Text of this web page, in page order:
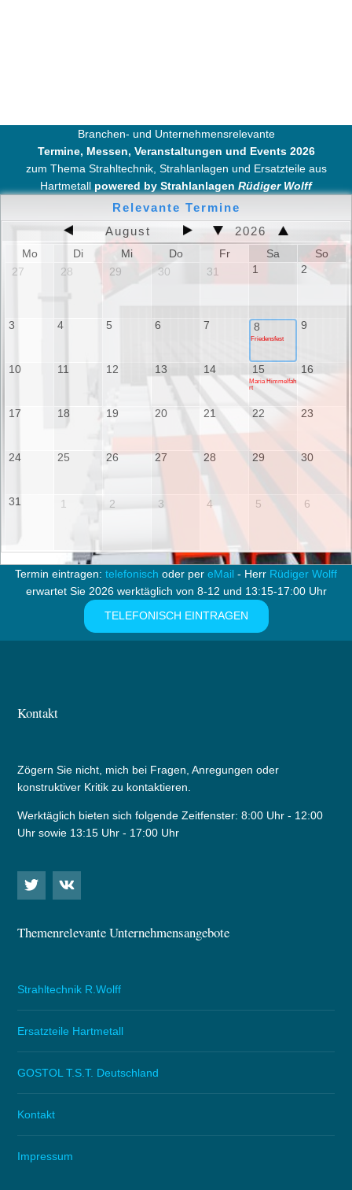
Branchen- und Unternehmensrelevante
Termine, Messen, Veranstaltungen und Events 2026
zum Thema Strahltechnik, Strahlanlagen und Ersatzteile aus
Hartmetall powered by Strahlanlagen Rüdiger Wolff
Relevante Termine
August
2026
Mo Di Mi Do Fr Sa
So
27
28 29 30 31 1 2
3 4 5 6 7 8
Friedensfest
9
10 11 12 13 14 15
Maria Himmelfah
rt
16
17 18 19 20 21 22 23
24 25 26 27 28 29 30
31 1 2 3 4 5 6
Termin eintragen: telefonisch oder per eMail - Herr Rüdiger Wolff
erwartet Sie 2026 werktäglich von 8-12 und 13:15-17:00 Uhr
TELEFONISCH EINTRAGEN
Kontakt
Zögern Sie nicht, mich bei Fragen, Anregungen oder
konstruktiver Kritik zu kontaktieren.
Werktäglich bieten sich folgende Zeitfenster: 8:00 Uhr - 12:00
Uhr sowie 13:15 Uhr - 17:00 Uhr
Themenrelevante Unternehmensangebote
Strahltechnik R.Wolff
Ersatzteile Hartmetall
GOSTOL T.S.T. Deutschland
Kontakt
Impressum